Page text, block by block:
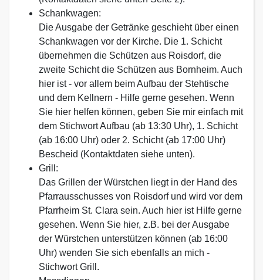
Schankwagen:
Die Ausgabe der Getränke geschieht über einen
Schankwagen vor der Kirche. Die 1. Schicht
übernehmen die Schützen aus Roisdorf, die
zweite Schicht die Schützen aus Bornheim. Auch
hier ist - vor allem beim Aufbau der Stehtische
und dem Kellnern - Hilfe gerne gesehen. Wenn
Sie hier helfen können, geben Sie mir einfach mit
dem Stichwort Aufbau (ab 13:30 Uhr), 1. Schicht
(ab 16:00 Uhr) oder 2. Schicht (ab 17:00 Uhr)
Bescheid (Kontaktdaten siehe unten).
Grill:
Das Grillen der Würstchen liegt in der Hand des
Pfarrausschusses von Roisdorf und wird vor dem
Pfarrheim St. Clara sein. Auch hier ist Hilfe gerne
gesehen. Wenn Sie hier, z.B. bei der Ausgabe
der Würstchen unterstützen können (ab 16:00
Uhr) wenden Sie sich ebenfalls an mich -
Stichwort Grill.